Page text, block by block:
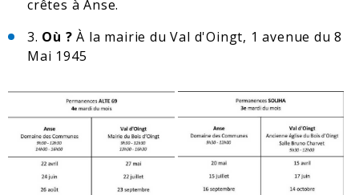
crêtes à Anse.
3. Où ? À la mairie du Val d'Oingt, 1 avenue du 8
Mai 1945